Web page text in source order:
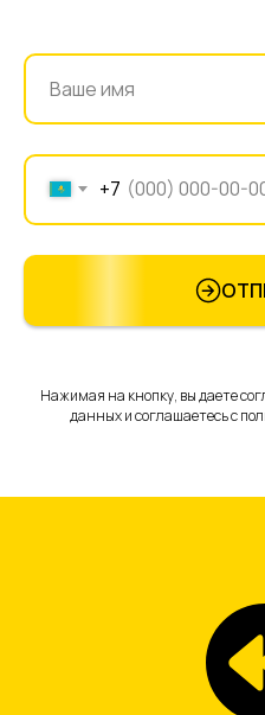
+7
Нажимая на кнопку, вы даете
данных и соглашаетесь c